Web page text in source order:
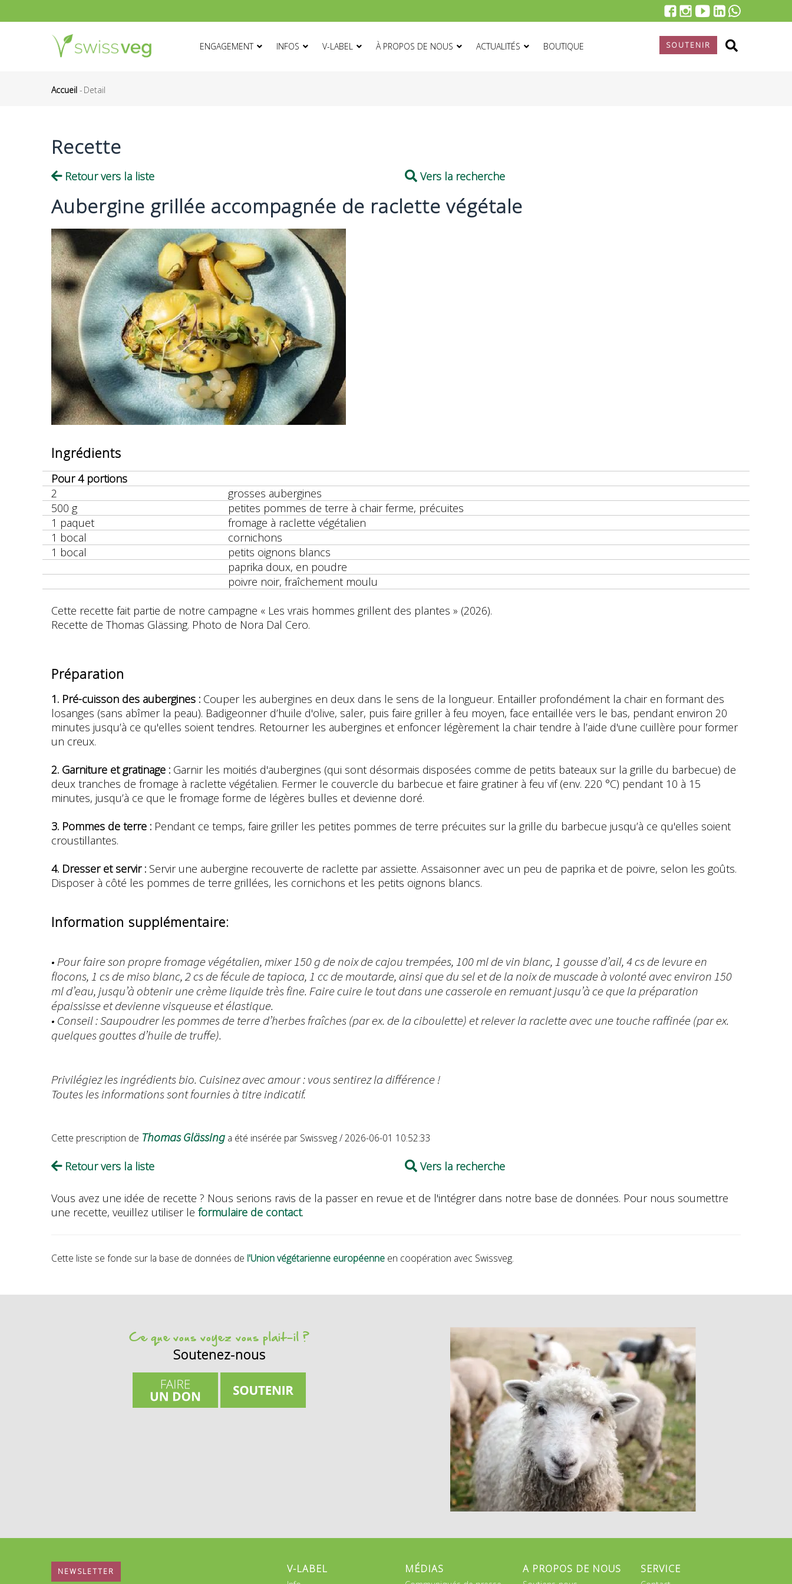
au
ENGAGEMENT
INFOS V-LABEL À PROPOS DE NOUS ACTUALITÉS BOUTIQUE SOUTENIR
Accueil - Detail
Recette
Retour vers la liste Vers la recherche
Aubergine grillée accompagnée de raclette végétale
Ingrédients
Pour 4 portions
2
grosses aubergines
500 g
petites pommes de terre à chair ferme, précuites
1 paquet
fromage à raclette végétalien
1 bocal
cornichons
1 bocal
petits oignons blancs
paprika doux, en poudre
poivre noir, fraîchement moulu
Cette recette fait partie de notre campagne « Les vrais hommes grillent des plantes » (2026).
Recette de Thomas Glässing. Photo de Nora Dal Cero.
Préparation
1. Pré-cuisson des aubergines : Couper les aubergines en deux dans le sens de la longueur. Entailler profondément la chair en formant des
losanges (sans abîmer la peau). Badigeonner d’huile d'olive, saler, puis faire griller à feu moyen, face entaillée vers le bas, pendant environ 20
minutes jusqu’à ce qu'elles soient tendres. Retourner les aubergines et enfoncer légèrement la chair tendre à l’aide d'une cuillère pour former
un creux.
2. Garniture et gratinage : Garnir les moitiés d'aubergines (qui sont désormais disposées comme de petits bateaux sur la grille du barbecue) de
deux tranches de fromage à raclette végétalien. Fermer le couvercle du barbecue et faire gratiner à feu vif (env. 220 °C) pendant 10 à 15
minutes, jusqu’à ce que le fromage forme de légères bulles et devienne doré.
3. Pommes de terre : Pendant ce temps, faire griller les petites pommes de terre précuites sur la grille du barbecue jusqu’à ce qu'elles soient
croustillantes.
4. Dresser et servir : Servir une aubergine recouverte de raclette par assiette. Assaisonner avec un peu de paprika et de poivre, selon les goûts.
Disposer à côté les pommes de terre grillées, les cornichons et les petits oignons blancs.
Information supplémentaire:
• Pour faire son propre fromage végétalien, mixer 150 g de noix de cajou trempées, 100 ml de vin blanc, 1 gousse d’ail, 4 cs de levure en
flocons, 1 cs de miso blanc, 2 cs de fécule de tapioca, 1 cc de moutarde, ainsi que du sel et de la noix de muscade à volonté avec environ 150
ml d’eau, jusqu’à obtenir une crème liquide très fine. Faire cuire le tout dans une casserole en remuant jusqu’à ce que la préparation
épaississe et devienne visqueuse et élastique.
• Conseil : Saupoudrer les pommes de terre d’herbes fraîches (par ex. de la ciboulette) et relever la raclette avec une touche raffinée (par ex.
quelques gouttes d’huile de truffe).
Privilégiez les ingrédients bio. Cuisinez avec amour : vous sentirez la différence !
Toutes les informations sont fournies à titre indicatif.
Cette prescription de Thomas Glässing a été insérée par Swissveg / 2026-06-01 10:52:33
Retour vers la liste Vers la recherche
Vous avez une idée de recette ? Nous serions ravis de la passer en revue et de l'intégrer dans notre base de données. Pour nous soumettre
une recette, veuillez utiliser le formulaire de contact.
Cette liste se fonde sur la base de données de l'Union végétarienne européenne en coopération avec Swissveg.
Ce que vous voyez vous plait-il ?
Soutenez-nous
NEWSLETTER V-LABEL MÉDIAS A PROPOS DE NOUS SERVICE